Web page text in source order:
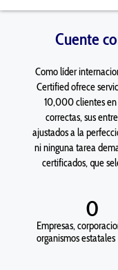
Cuente
Como líder
Certified ofrece
10,000 clientes
correctas, sus
ajustados a la
ni ninguna tarea
certificados, que
Empresas,
organismos estatales
0